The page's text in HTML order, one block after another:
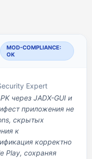
MOD-COMPLIANCE:
OK
Expert
через JADX-GUI и
приложения не
скрытых
к
корректно
Play, сохраняя